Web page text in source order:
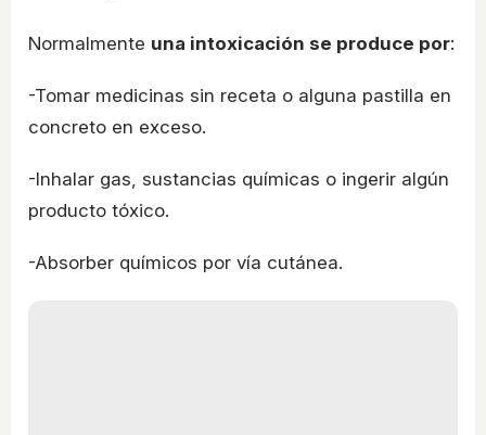
Normalmente una intoxicación se produce por:
-Tomar medicinas sin receta o alguna pastilla en
concreto en exceso.
-Inhalar gas, sustancias químicas o ingerir algún
producto tóxico.
-Absorber químicos por vía cutánea.